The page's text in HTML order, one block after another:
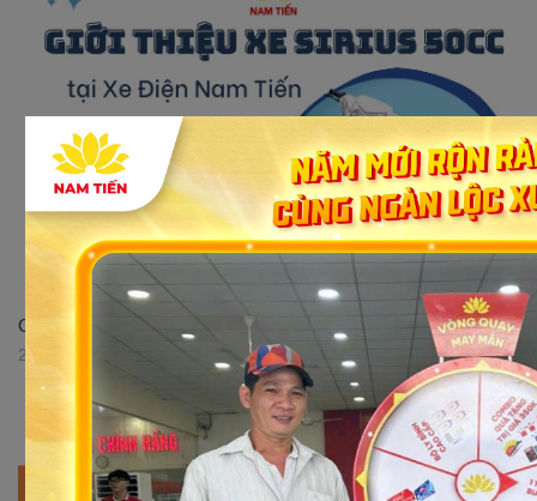
Giới thiệu xe số 50cc Sirius Victoria tại Xe điện Nam Tiến
29/05/2023 16:52:51